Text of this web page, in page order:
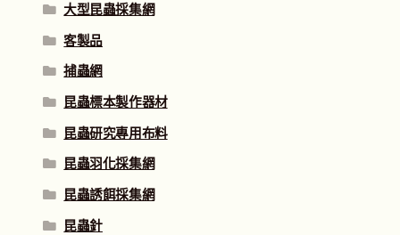
大型昆蟲採集網
客製品
捕蟲網
昆蟲標本製作器材
昆蟲研究專用布料
昆蟲羽化採集網
昆蟲誘餌採集網
昆蟲針